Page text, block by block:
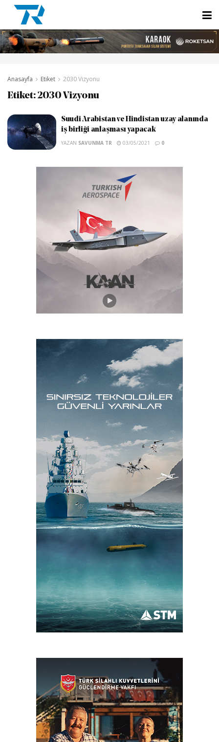
Anasayfa Etiket 2030 Vizyonu
Etiket: 2030 Vizyonu
Suudi Arabistan ve Hindistan uzay alanında
iş birliği anlaşması yapacak
YAZAN SAVUNMA TR 03/05/2021 0